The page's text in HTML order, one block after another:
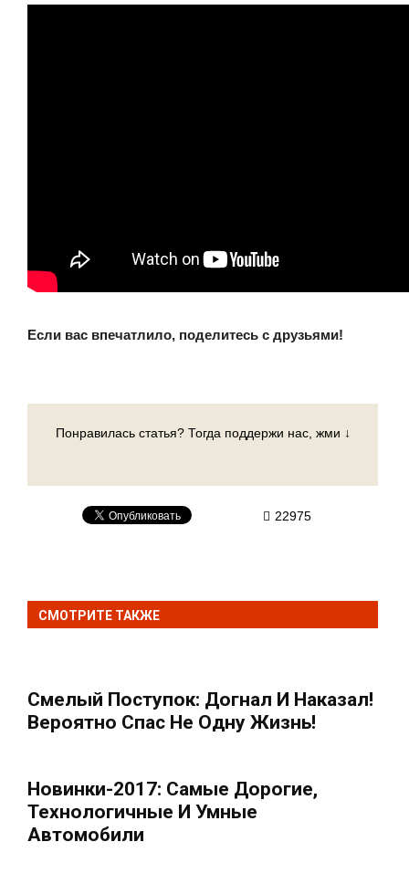
Если вас впечатлило, поделитесь с друзьями!
Понравилась статья? Тогда поддержи нас, жми ↓
22975
СМОТРИТЕ ТАКЖЕ
Смелый Поступок: Догнал И Наказал!
Вероятно Спас Не Одну Жизнь!
Новинки-2017: Самые Дорогие,
Технологичные И Умные
Автомобили